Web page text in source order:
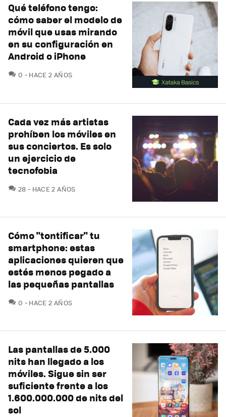
Qué teléfono tengo:
cómo saber el modelo de
móvil que usas mirando
en su configuración en
Android o iPhone
0 COMENTARIOS
HACE 2 AÑOS
Cada vez más artistas
prohíben los móviles en
sus conciertos. Es solo
un ejercicio de
tecnofobia
28 COMENTARIOS
HACE 2 AÑOS
Cómo "tontificar" tu
smartphone: estas
aplicaciones quieren que
estés menos pegado a
las pequeñas pantallas
0 COMENTARIOS
HACE 2 AÑOS
Las pantallas de 5.000
nits han llegado a los
móviles. Sigue sin ser
suficiente frente a los
1.600.000.000 de nits del
sol